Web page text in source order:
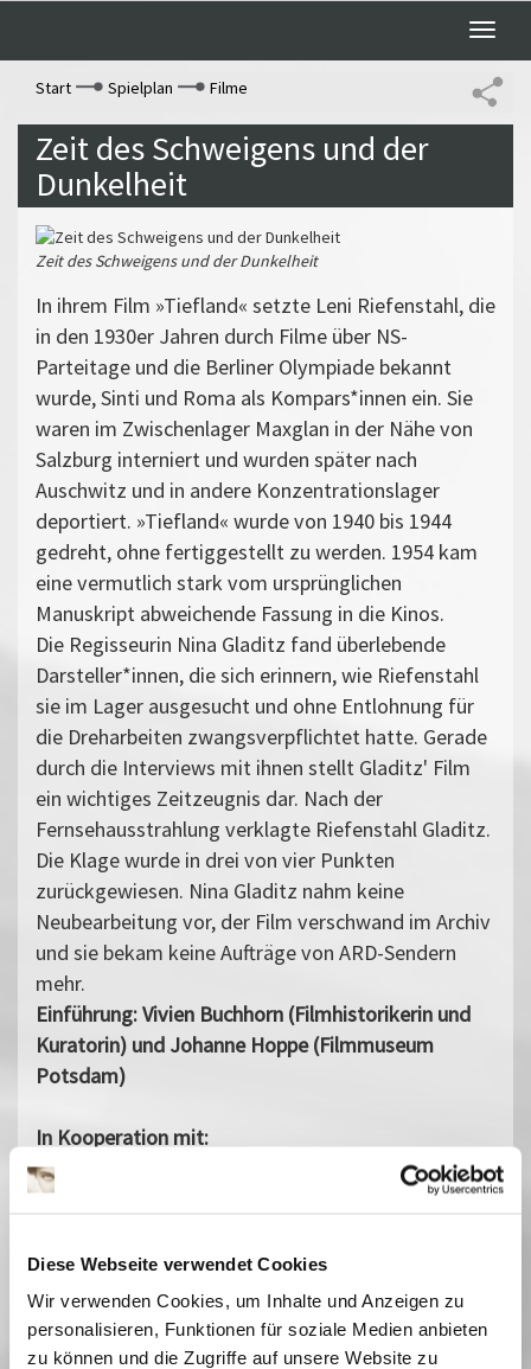
Diese Webseite verwendet Cookies
Wir verwenden Cookies, um Inhalte und Anzeigen zu
personalisieren, Funktionen für soziale Medien anbieten
zu können und die Zugriffe auf unsere Website zu
Toggle
Start
Spielplan Filme
Zeit des Schweigens und der
Dunkelheit
Zeit des Schweigens und der Dunkelheit
In ihrem Film »Tiefland« setzte Leni Riefenstahl, die
in den 1930er Jahren durch Filme über NS-
Parteitage und die Berliner Olympiade bekannt
wurde, Sinti und Roma als Kompars*innen ein. Sie
waren im Zwischenlager Maxglan in der Nähe von
Salzburg interniert und wurden später nach
Auschwitz und in andere Konzentrationslager
deportiert. »Tiefland« wurde von 1940 bis 1944
gedreht, ohne fertiggestellt zu werden. 1954 kam
eine vermutlich stark vom ursprünglichen
Manuskript abweichende Fassung in die Kinos.
Die Regisseurin Nina Gladitz fand überlebende
Darsteller*innen, die sich erinnern, wie Riefenstahl
sie im Lager ausgesucht und ohne Entlohnung für
die Dreharbeiten zwangsverpflichtet hatte. Gerade
durch die Interviews mit ihnen stellt Gladitz' Film
ein wichtiges Zeitzeugnis dar. Nach der
Fernsehausstrahlung verklagte Riefenstahl Gladitz.
Die Klage wurde in drei von vier Punkten
zurückgewiesen. Nina Gladitz nahm keine
Neubearbeitung vor, der Film verschwand im Archiv
und sie bekam keine Aufträge von ARD-Sendern
mehr.
Einführung: Vivien Buchhorn (Filmhistorikerin und
Kuratorin) und Johanne Hoppe (Filmmuseum
Potsdam)
In Kooperation mit:
Internationales Frauen Film Fest Dortmund+Köln
WDR
Anmerkung des WDR:
Nach Sichtung der Dokumentation » Zeit des
Schweigens und der Dunkelheit « aus dem Jahr